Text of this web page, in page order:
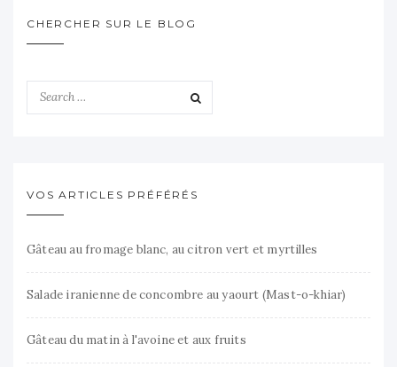
CHERCHER SUR LE BLOG
VOS ARTICLES PRÉFÉRÉS
Gâteau au fromage blanc, au citron vert et myrtilles
Salade iranienne de concombre au yaourt (Mast-o-khiar)
Gâteau du matin à l'avoine et aux fruits